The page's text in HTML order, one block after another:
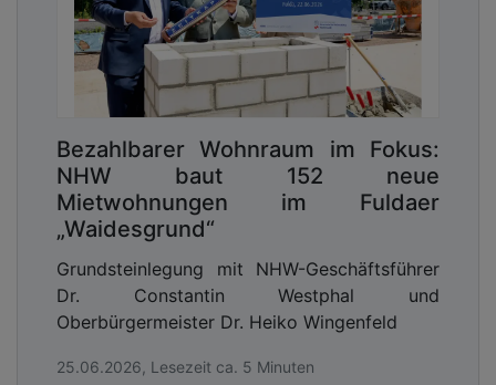
Bezahlbarer Wohnraum im Fokus:
NHW baut 152 neue
Mietwohnungen im Fuldaer
„Waidesgrund“
Grundsteinlegung mit NHW-Geschäftsführer
Dr. Constantin Westphal und
Oberbürgermeister Dr. Heiko Wingenfeld
25.06.2026, Lesezeit ca. 5 Minuten